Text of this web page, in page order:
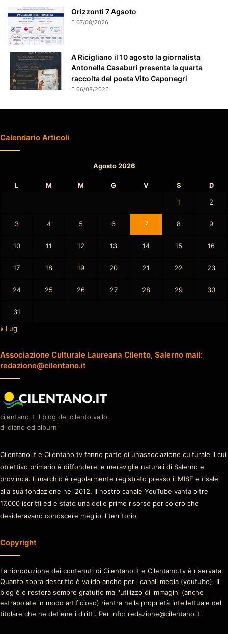
e
n
z
o
t
o
Orizzonti 7 Agsoto
07/08/2026
A Ricigliano il 10 agosto la giornalista
Antonella Casaburi presenta la quarta
raccolta del poeta Vito Caponegri
06/08/2026
Calendario Articoli
Agosto 2026
L M M G V S D
1 2
3 4 5 6 7 8 9
10 11 12 13 14 15 16
17 18 19 20 21 22 23
24 25 26 27 28 29 30
31
« Lug
Associazione Culturale Laureana Cilento, Salerno mail:
redazione@cilentano.it
cilentano.it il blog del cilento vallo
di diano ed alburni
Cilentano.it e Cilentano.tv fanno parte di un’associazione culturale il cui
obiettivo primario è diffondere le meraviglie naturali di Salerno e
provincia. Il marchio è regolarmente registrato presso il MISE e risale
alla sua fondazione nel 2012. Il nostro canale YouTube vanta oltre
17.000 iscritti ed è stato una delle prime risorse per coloro che
desideravano conoscere meglio il territorio.
Copyright
La riproduzione dei contenuti di Cilentano.it e Cilentano.tv è riservata.
Quanto sopra descritto è valido anche per i canali media (youtube). Il
blog è e resterà sempre gratuito ma l'utilizzo di immagini (anche
estrapolate in modo artificioso) rientra nella proprietà intellettuale del
titolare che ne detiene i diritti. Per info: redazione@cilentano.it